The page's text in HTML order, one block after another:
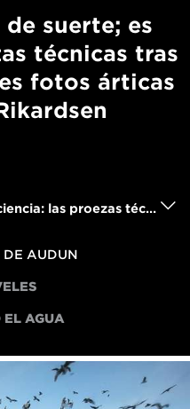
suerte; es
técnicas tras
fotos árticas
No es cuestión de suerte; es ciencia: las proezas técnicas tras las impresionantes fotos árticas de Audun Rikardsen
DE AUDUN
AGUA